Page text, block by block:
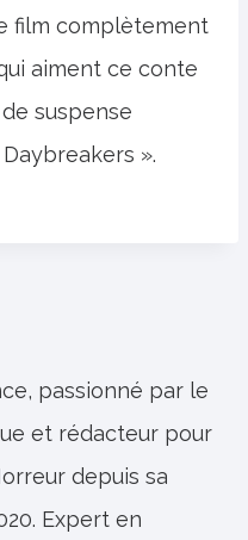
film complètement
aiment ce conte
suspense
».
passionné par le
et rédacteur pour
depuis sa
Expert en